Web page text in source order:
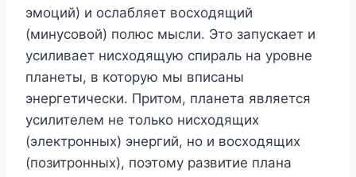
эмоций) и ослабляет восходящий
(минусовой) полюс мысли. Это запускает и
усиливает нисходящую спираль на уровне
планеты, в которую мы вписаны
энергетически. Притом, планета является
усилителем не только нисходящих
(электронных) энергий, но и восходящих
(позитронных), поэтому развитие плана